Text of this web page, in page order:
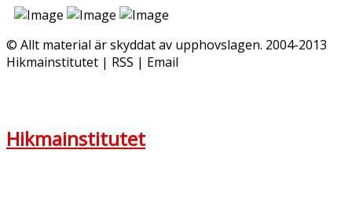
© Allt material är skyddat av upphovslagen. 2004-2013
Hikmainstitutet | RSS | Email
Hikmainstitutet